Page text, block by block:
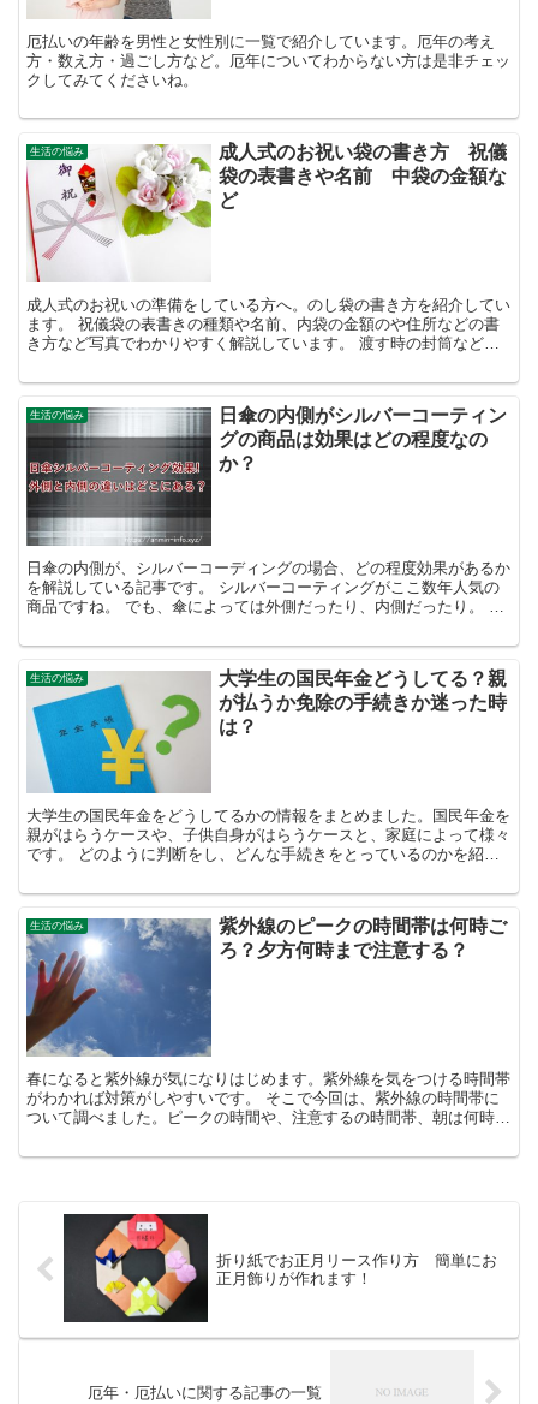
厄払いの年齢を男性と女性別に一覧で紹介しています。厄年の考え
方・数え方・過ごし方など。厄年についてわからない方は是非チェッ
クしてみてくださいね。
生活の悩み
成人式のお祝い袋の書き方 祝儀
袋の表書きや名前 中袋の金額な
ど
成人式のお祝いの準備をしている方へ。のし袋の書き方を紹介してい
ます。 祝儀袋の表書きの種類や名前、内袋の金額のや住所などの書
き方など写真でわかりやすく解説しています。 渡す時の封筒などで
生活の悩み
日傘の内側がシルバーコーティン
グの商品は効果はどの程度なの
か？
日傘の内側が、シルバーコーディングの場合、どの程度効果があるか
を解説している記事です。 シルバーコーティングがここ数年人気の
商品ですね。 でも、傘によっては外側だったり、内側だったり。 コ
生活の悩み
大学生の国民年金どうしてる？親
が払うか免除の手続きか迷った時
は？
大学生の国民年金をどうしてるかの情報をまとめました。国民年金を
親がはらうケースや、子供自身がはらうケースと、家庭によって様々
です。 どのように判断をし、どんな手続きをとっているのかを紹介
生活の悩み
紫外線のピークの時間帯は何時ご
ろ？夕方何時まで注意する？
春になると紫外線が気になりはじめます。紫外線を気をつける時間帯
がわかれば対策がしやすいです。 そこで今回は、紫外線の時間帯に
ついて調べました。ピークの時間や、注意するの時間帯、朝は何時か
折り紙でお正月リース作り方 簡単にお
正月飾りが作れます！
厄年・厄払いに関する記事の一覧